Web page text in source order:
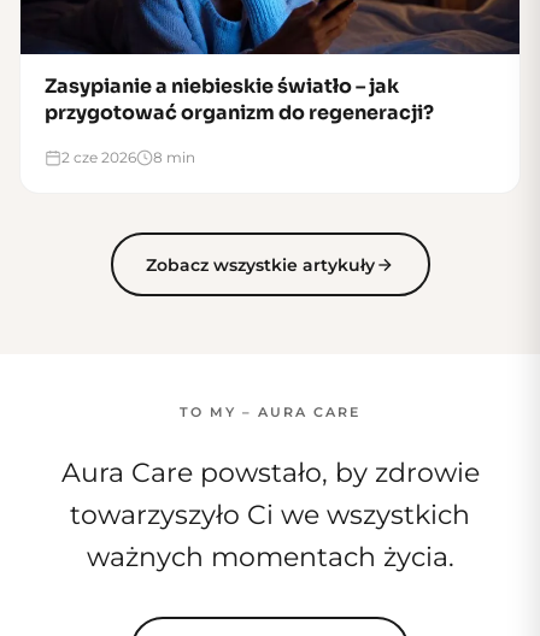
Zasypianie a niebieskie światło – jak
przygotować organizm do regeneracji?
2 cze 2026 8 min
Zobacz wszystkie artykuły
TO MY – AURA CARE
Aura Care powstało, by zdrowie
towarzyszyło Ci we wszystkich
ważnych momentach życia.